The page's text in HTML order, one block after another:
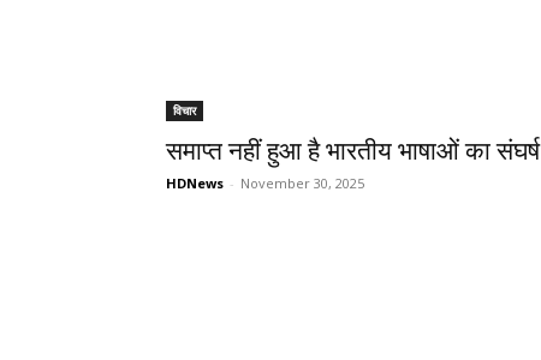
विचार
समाप्त नहीं हुआ है भारतीय भाषाओं का संघर्ष
HDNews - November 30, 2025